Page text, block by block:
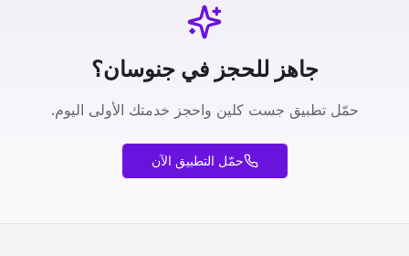
جاهز للحجز في جنوسان؟
حمّل تطبيق جست كلين واحجز خدمتك الأولى اليوم.
حمّل التطبيق الآن